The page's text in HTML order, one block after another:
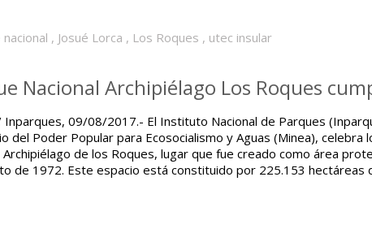
, Josué Lorca , Los Roques , utec insular
Nacional Archipiélago Los Roques
Inparques, 09/08/2017.- El Instituto Nacional de Parques
del Poder Popular para Ecosocialismo y Aguas (Minea), celebra
Archipiélago de los Roques, lugar que fue creado como área
de 1972. Este espacio está constituido por 225.153 hectáreas